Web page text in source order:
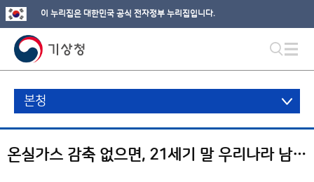
이 누리집은 대한민국 공식 전자정부 누리집입니다.
본청
온실가스 감축 없으면, 21세기 말 우리나라 남부지방 겨울이 사라진다